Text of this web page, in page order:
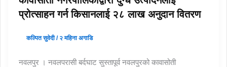
प्रोत्साहन गर्न किसानलाई २८ लाख अनुदान वितरण
कल्पित सुवेदी/ २ महिना अगाडि
नवलपुर । नवलपरासी बर्दघाट सुस्तापूर्व नवलपुरको कावासोती